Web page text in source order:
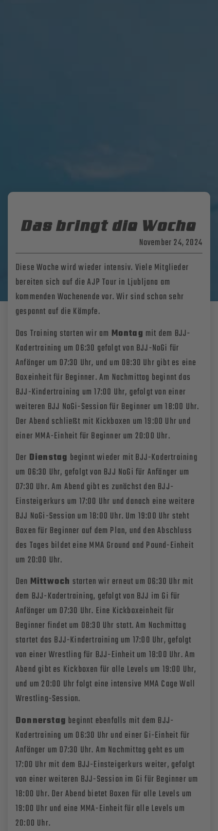
Das bringt die Woche
November 24, 2024
Diese Woche wird wieder intensiv. Viele Mitglieder
bereiten sich auf die AJP Tour in Ljubljana am
kommenden Wochenende vor. Wir sind schon sehr
gespannt auf die Kämpfe.
Das Training starten wir am Montag mit dem BJJ-
Kadertraining um 06:30 gefolgt von BJJ-NoGi für
Anfänger um 07:30 Uhr, und um 08:30 Uhr gibt es eine
Boxeinheit für Beginner. Am Nachmittag beginnt das
BJJ-Kindertraining um 17:00 Uhr, gefolgt von einer
weiteren BJJ NoGi-Session für Beginner um 18:00 Uhr.
Der Abend schließt mit Kickboxen um 19:00 Uhr und
einer MMA-Einheit für Beginner um 20:00 Uhr.
Der Dienstag beginnt wieder mit BJJ-Kadertraining
um 06:30 Uhr, gefolgt von BJJ NoGi für Anfänger um
07:30 Uhr. Am Abend gibt es zunächst den BJJ-
Einsteigerkurs um 17:00 Uhr und danach eine weitere
BJJ NoGi-Session um 18:00 Uhr. Um 19:00 Uhr steht
Boxen für Beginner auf dem Plan, und den Abschluss
des Tages bildet eine MMA Ground and Pound-Einheit
um 20:00 Uhr.
Den Mittwoch starten wir erneut um 06:30 Uhr mit
dem BJJ-Kadertraining, gefolgt von BJJ im Gi für
Anfänger um 07:30 Uhr. Eine Kickboxeinheit für
Beginner findet um 08:30 Uhr statt. Am Nachmittag
startet das BJJ-Kindertraining um 17:00 Uhr, gefolgt
von einer Wrestling für BJJ-Einheit um 18:00 Uhr. Am
Abend gibt es Kickboxen für alle Levels um 19:00 Uhr,
und um 20:00 Uhr folgt eine intensive MMA Cage Wall
Wrestling-Session.
Donnerstag beginnt ebenfalls mit dem BJJ-
Kadertraining um 06:30 Uhr und einer Gi-Einheit für
Anfänger um 07:30 Uhr. Am Nachmittag geht es um
17:00 Uhr mit dem BJJ-Einsteigerkurs weiter, gefolgt
von einer weiteren BJJ-Session im Gi für Beginner um
18:00 Uhr. Der Abend bietet Boxen für alle Levels um
19:00 Uhr und eine MMA-Einheit für alle Levels um
20:00 Uhr.